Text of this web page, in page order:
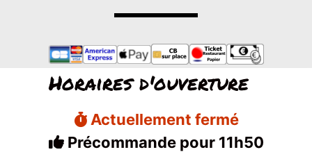
Horaires d'ouverture
Actuellement fermé
Précommande pour 11h50